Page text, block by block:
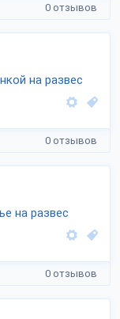
0 отзывов
на развес
0 отзывов
на развес
0 отзывов